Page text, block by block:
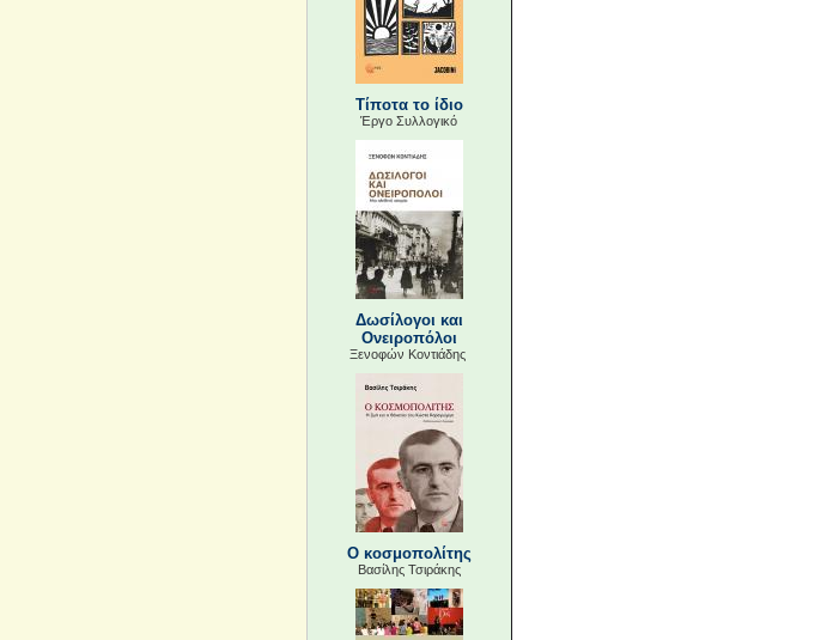
Τίποτα το ίδιο
Έργο Συλλογικό
Δωσίλογοι και
Ονειροπόλοι
Ξενοφών Κοντιάδης
Ο κοσμοπολίτης
Βασίλης Τσιράκης